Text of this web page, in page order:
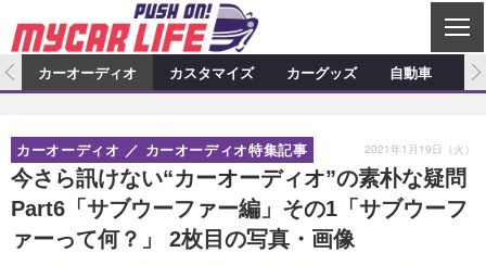
C
L
S
E
カーオーディオ
プロショップ検索 ショップ訪問記
カーオーディオニュース デモカー製作記
その他
カスタマイズ特集記事 カスタマイズ新製品情報
カスタマイズニュース
カーグッズ
カーグッズ特集記事 カーグッズ新製品情報
カーグッズニュース
自動車
カーオーディオ カスタマイズ カーグッズ 自動車
今さら訊けない“カーオーディオ”の素朴な疑問
Part6「サブウーファー編」その1「サブウーフ
ァーって何？」 2枚目の写真・画像
カーオーディオ カーオーディオ特集記事 2021年1月19日（火）